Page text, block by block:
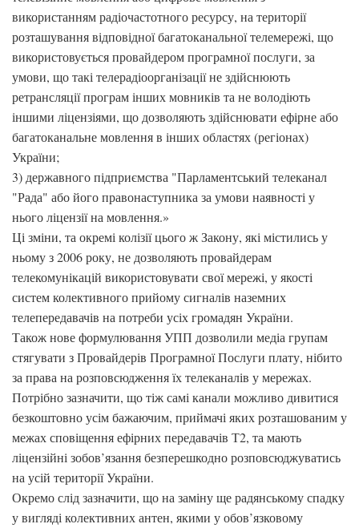
використанням радіочастотного ресурсу, на території
розташування відповідної багатоканальної телемережі, що
використовується провайдером програмної послуги, за
умови, що такі телерадіоорганізації не здійснюють
ретрансляції програм інших мовників та не володіють
іншими ліцензіями, що дозволяють здійснювати ефірне або
багатоканальне мовлення в інших областях (регіонах)
України;
3) державного підприємства "Парламентський телеканал
"Рада" або його правонаступника за умови наявності у
нього ліцензії на мовлення.»
Ці зміни, та окремі колізії цього ж Закону, які містились у
ньому з 2006 року, не дозволяють провайдерам
телекомунікацій використовувати свої мережі, у якості
систем колективного прийому сигналів наземних
телепередавачів на потреби усіх громадян України.
Також нове формулювання УПП дозволили медіа групам
стягувати з Провайдерів Програмної Послуги плату, нібито
за права на розповсюдження їх телеканалів у мережах.
Потрібно зазначити, що тіж самі канали можливо дивитися
безкоштовно усім бажаючим, приймачі яких розташованим у
межах сповіщення ефірних передавачів Т2, та мають
ліцензійні зобов’язання безперешкодно розповсюджуватись
на усій території України.
Окремо слід зазначити, що на заміну ще радянському спадку
у вигляді колективних антен, якими у обов’язковому